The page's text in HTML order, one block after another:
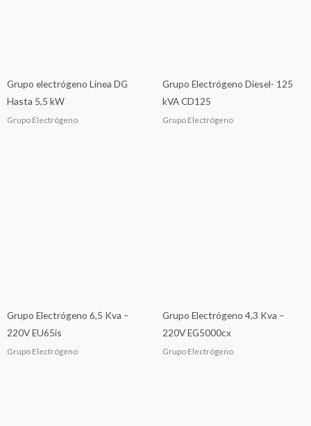
Grupo electrógeno Linea DG
Hasta 5,5 kW
Grupo Electrógeno
Grupo Electrógeno Diesel- 125
kVA CD125
Grupo Electrógeno
Grupo Electrógeno 6,5 Kva –
220V EU65is
Grupo Electrógeno
Grupo Electrógeno 4,3 Kva –
220V EG5000cx
Grupo Electrógeno